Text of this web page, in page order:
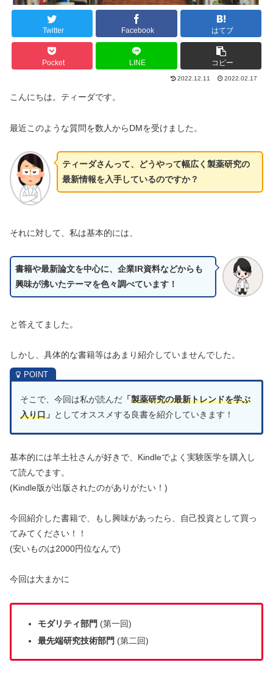
Twitter Facebook はてブ
Pocket LINE コピー
2022.12.11 2022.02.17
こんにちは。ティーダです。
最近このような質問を数人からDMを受けました。
ティーダさんって、どうやって幅広く製薬研究の
最新情報を入手しているのですか？
それに対して、私は基本的には、
書籍や最新論文を中心に、企業IR資料などからも
興味が沸いたテーマを色々調べています！
と答えてました。
しかし、具体的な書籍等はあまり紹介していませんでした。
そこで、今回は私が読んだ 「製薬研究の最新トレンドを学ぶ
入り口 」 としてオススメする良書を紹介していきます！
基本的には羊土社さんが好きで、Kindleでよく実験医学を購入し
て読んでます。
(Kindle版が出版されたのがありがたい！)
今回紹介した書籍で、もし興味があったら、自己投資として買っ
てみてください！！
(安いものは2000円位なんで)
今回は大まかに
モダリティ部門 (第一回)
最先端研究技術部門 (第二回)